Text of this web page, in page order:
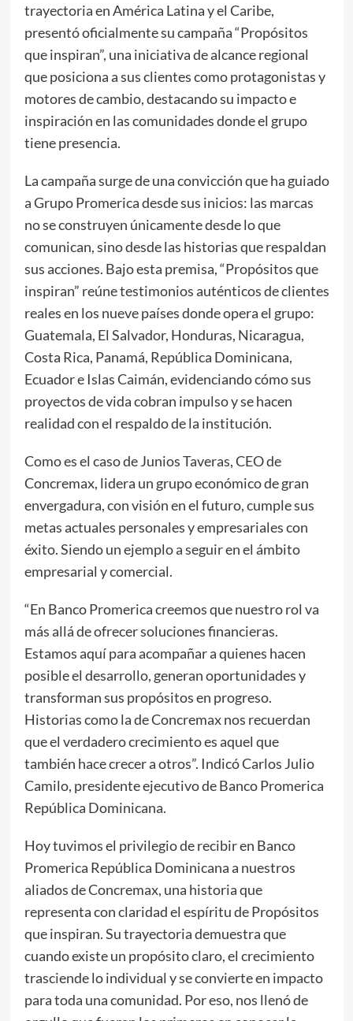
trayectoria en América Latina y el Caribe,
presentó oficialmente su campaña “Propósitos
que inspiran”, una iniciativa de alcance regional
que posiciona a sus clientes como protagonistas y
motores de cambio, destacando su impacto e
inspiración en las comunidades donde el grupo
tiene presencia.
La campaña surge de una convicción que ha guiado
a Grupo Promerica desde sus inicios: las marcas
no se construyen únicamente desde lo que
comunican, sino desde las historias que respaldan
sus acciones. Bajo esta premisa, “Propósitos que
inspiran” reúne testimonios auténticos de clientes
reales en los nueve países donde opera el grupo:
Guatemala, El Salvador, Honduras, Nicaragua,
Costa Rica, Panamá, República Dominicana,
Ecuador e Islas Caimán, evidenciando cómo sus
proyectos de vida cobran impulso y se hacen
realidad con el respaldo de la institución.
Como es el caso de Junios Taveras, CEO de
Concremax, lidera un grupo económico de gran
envergadura, con visión en el futuro, cumple sus
metas actuales personales y empresariales con
éxito. Siendo un ejemplo a seguir en el ámbito
empresarial y comercial.
“En Banco Promerica creemos que nuestro rol va
más allá de ofrecer soluciones financieras.
Estamos aquí para acompañar a quienes hacen
posible el desarrollo, generan oportunidades y
transforman sus propósitos en progreso.
Historias como la de Concremax nos recuerdan
que el verdadero crecimiento es aquel que
también hace crecer a otros”. Indicó Carlos Julio
Camilo, presidente ejecutivo de Banco Promerica
República Dominicana.
Hoy tuvimos el privilegio de recibir en Banco
Promerica República Dominicana a nuestros
aliados de Concremax, una historia que
representa con claridad el espíritu de Propósitos
que inspiran. Su trayectoria demuestra que
cuando existe un propósito claro, el crecimiento
trasciende lo individual y se convierte en impacto
para toda una comunidad. Por eso, nos llenó de